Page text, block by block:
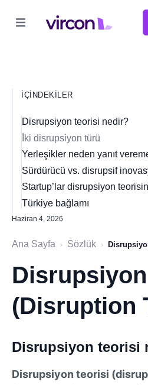
İÇINDEKILER
Disrupsiyon teorisi nedir?
İki disrupsiyon türü
Yerleşikler neden yanıt
Sürdürücü vs. disrupsif
Startup’lar disrupsiyon
Türkiye bağlamı
Haziran 4, 2026
Ana Sayfa › Sözlük ›
(Disruption
Disrupsiyon teorisi
Disrupsiyon teorisi